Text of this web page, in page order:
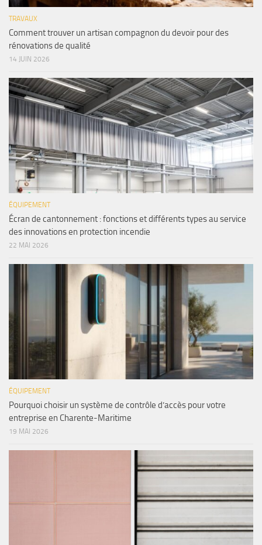
TRAVAUX
Comment trouver un artisan compagnon du devoir pour des
rénovations de qualité
14 JUIN 2026
ÉQUIPEMENT
Écran de cantonnement : fonctions et différents types au service
des innovations en protection incendie
22 MAI 2026
ÉQUIPEMENT
Pourquoi choisir un système de contrôle d’accès pour votre
entreprise en Charente-Maritime
19 MAI 2026